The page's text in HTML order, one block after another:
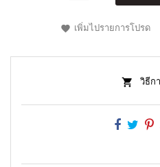
เพิ่มไปรายการโปรด
วิธีก